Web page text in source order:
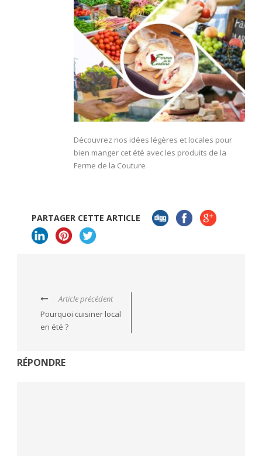
Découvrez nos idées légères et locales pour
bien manger cet été avec les produits de la
Ferme de la Couture
PARTAGER CETTE ARTICLE
Article précédent
Pourquoi cuisiner local
en été ?
RÉPONDRE